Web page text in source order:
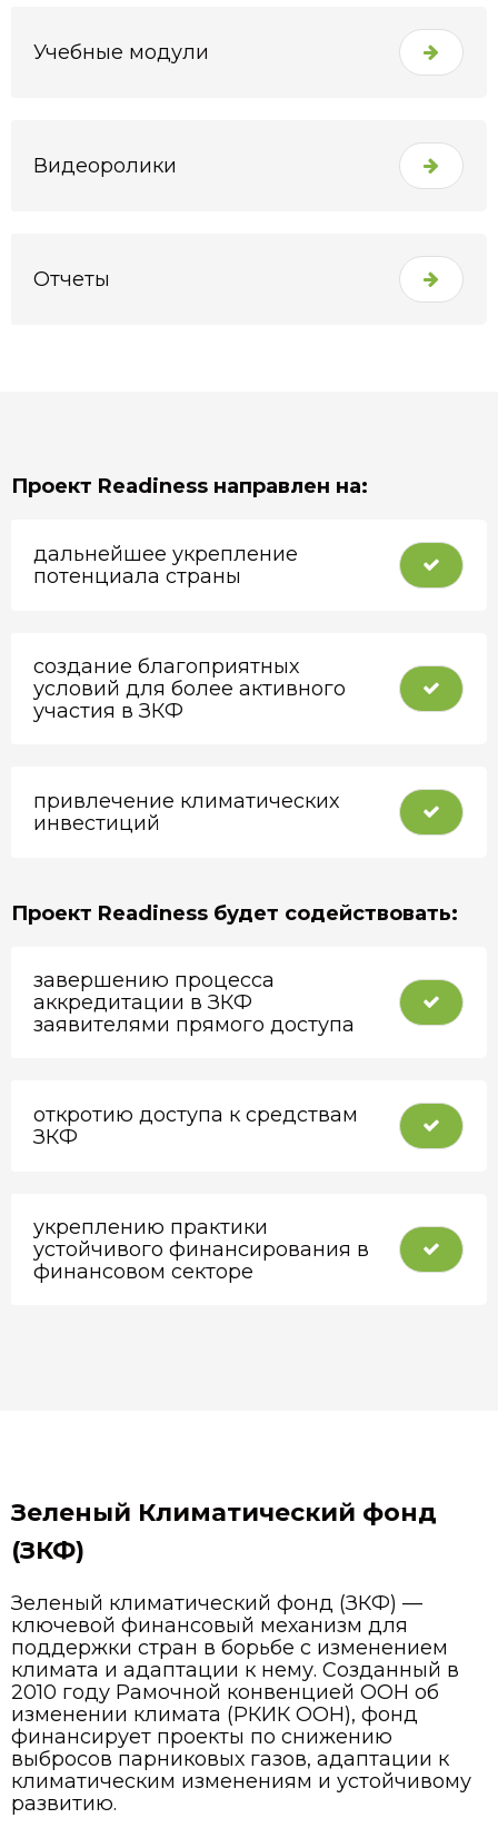
Учебные модули
Видеоролики
Отчеты
Проект Readiness направлен на:
дальнейшее укрепление
потенциала страны
создание благоприятных
условий для более активного
участия в ЗКФ
привлечение климатических
инвестиций
Проект Readiness будет содействовать:
завершению процесса
аккредитации в ЗКФ
заявителями прямого доступа
откротию доступа к средствам
ЗКФ
укреплению практики
устойчивого финансирования в
финансовом секторе
Зеленый Климатический фонд
(ЗКФ)
Зеленый климатический фонд (ЗКФ) —
ключевой финансовый механизм для
поддержки стран в борьбе с изменением
климата и адаптации к нему. Созданный в
2010 году Рамочной конвенцией ООН об
изменении климата (РКИК ООН), фонд
финансирует проекты по снижению
выбросов парниковых газов, адаптации к
климатическим изменениям и устойчивому
развитию.